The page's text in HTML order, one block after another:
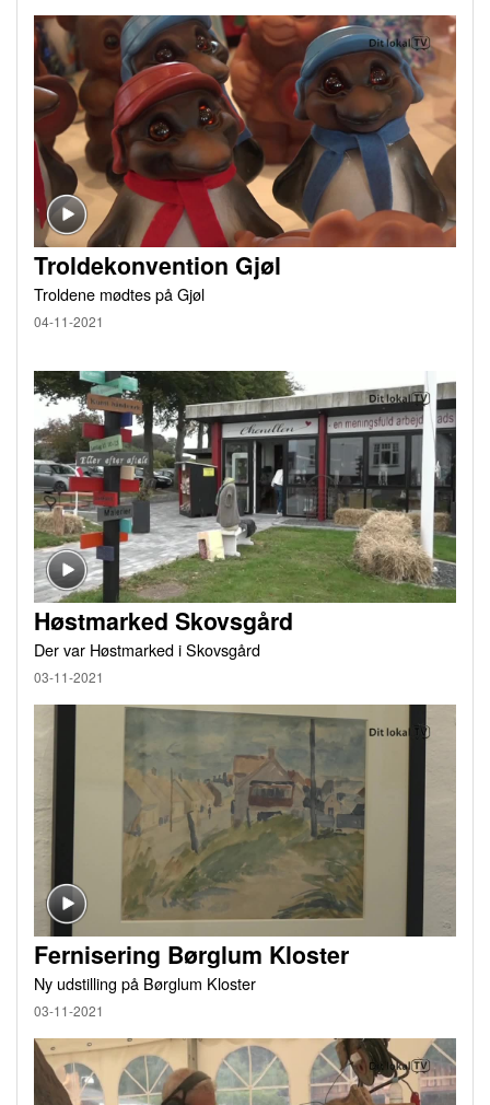
Troldekonvention Gjøl
Troldene mødtes på Gjøl
04-11-2021
Høstmarked Skovsgård
Der var Høstmarked i Skovsgård
03-11-2021
Fernisering Børglum Kloster
Ny udstilling på Børglum Kloster
03-11-2021